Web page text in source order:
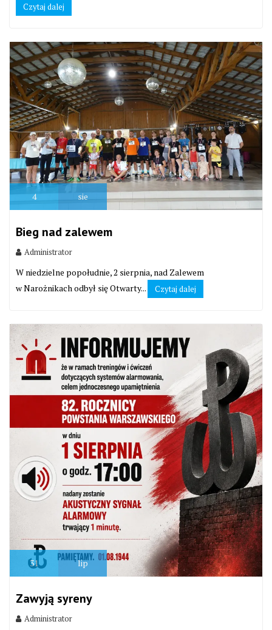
Czytaj dalej
4 sie
Bieg nad zalewem
Administrator
W niedzielne popołudnie, 2 sierpnia, nad Zalewem
w Narożnikach odbył się Otwarty...
Czytaj dalej
31 lip
Zawyją syreny
Administrator